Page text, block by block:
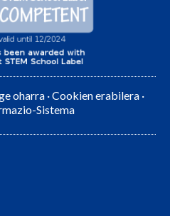
oharra ·Cookien erabilera ·
Sistema